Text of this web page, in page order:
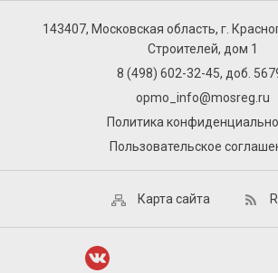
143407, Московская область, г.
Строителей, дом 1
8 (498) 602-32-45, доб.
opmo_info@mosreg.ru
Политика
Пользовательское
Карта сайта